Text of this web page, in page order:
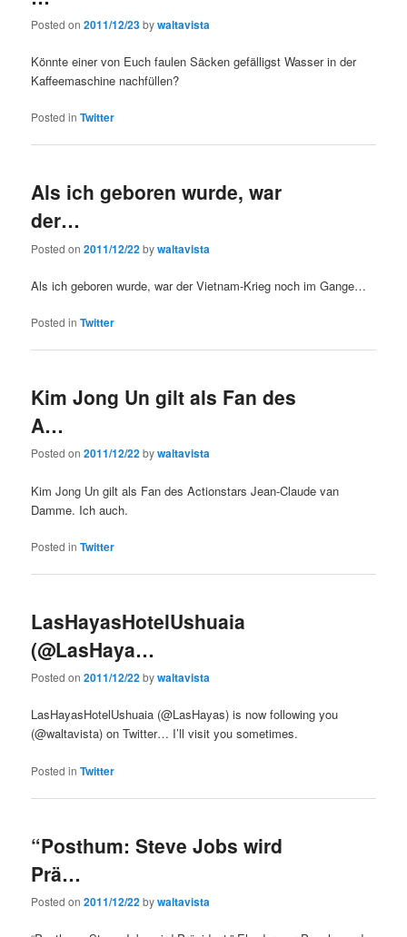
Posted on2011/12/23bywaltavista
Könnte einer von Euch faulen Säcken gefälligst Wasser in der
Kaffeemaschine nachfüllen?
Posted in Twitter
Als ich geboren wurde, war
der…
Posted on2011/12/22bywaltavista
Als ich geboren wurde, war der Vietnam-Krieg noch im Gange…
Posted in Twitter
Kim Jong Un gilt als Fan des
A…
Posted on2011/12/22bywaltavista
Kim Jong Un gilt als Fan des Actionstars Jean-Claude van
Damme. Ich auch.
Posted in Twitter
LasHayasHotelUshuaia
(@LasHaya…
Posted on2011/12/22bywaltavista
LasHayasHotelUshuaia (@LasHayas) is now following you
(@waltavista) on Twitter… I’ll visit you sometimes.
Posted in Twitter
“Posthum: Steve Jobs wird
Prä…
Posted on2011/12/22bywaltavista